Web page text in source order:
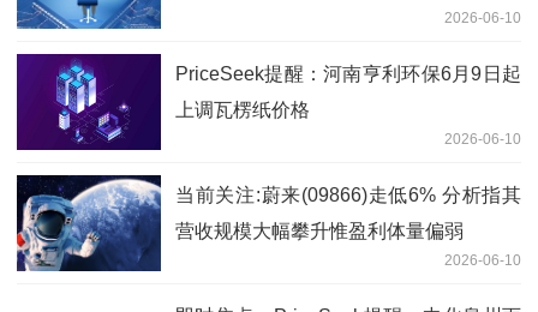
2026-06-10
PriceSeek提醒：河南亨利环保6月9日起
上调瓦楞纸价格
2026-06-10
当前关注:蔚来(09866)走低6% 分析指其
营收规模大幅攀升惟盈利体量偏弱
2026-06-10